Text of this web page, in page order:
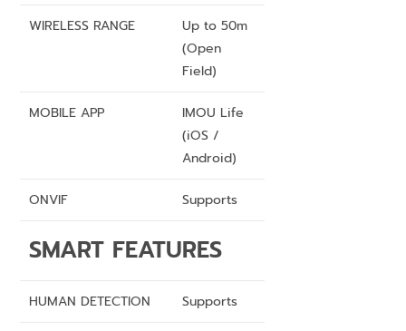
WIRELESS RANGE
Up to 50m
(Open
Field)
MOBILE APP
IMOU Life
(iOS /
Android)
ONVIF Supports
SMART FEATURES
HUMAN DETECTION Supports